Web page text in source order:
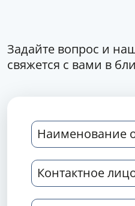
Задайте вопрос и
свяжется с вами в